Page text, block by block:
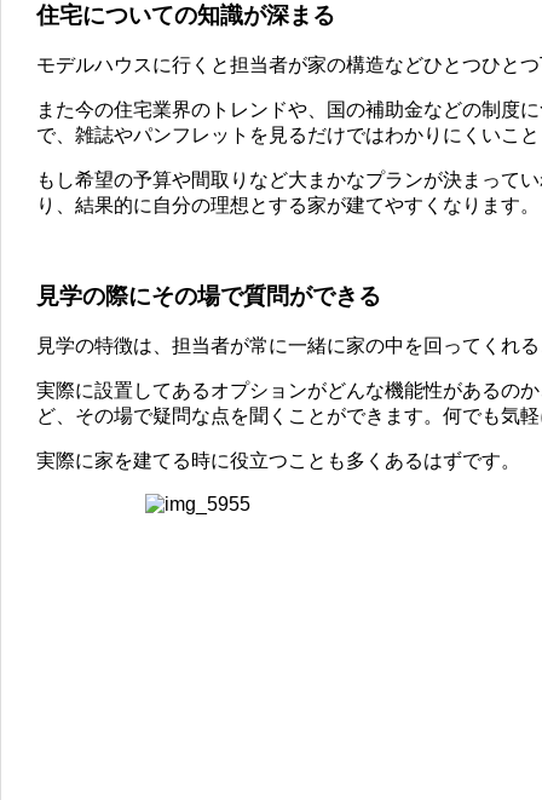
住宅についての知識が深まる
モデルハウスに行くと担当者が家の構造などひとつひと
また今の住宅業界のトレンドや、国の補助金などの制度
で、雑誌やパンフレットを見るだけではわかりにくいこ
もし希望の予算や間取りなど大まかなプランが決まって
り、結果的に自分の理想とする家が建てやすくなります。
見学の際にその場で質問ができる
見学の特徴は、担当者が常に一緒に家の中を回ってくれ
実際に設置してあるオプションがどんな機能性があるの
ど、その場で疑問な点を聞くことができます。何でも気
実際に家を建てる時に役立つことも多くあるはずです。